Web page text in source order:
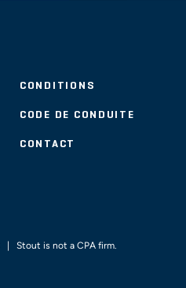
CONDITIONS
CODE DE CONDUITE
CONTACT
| Stout is not a CPA firm.